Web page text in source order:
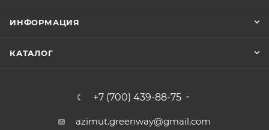
ИНФОРМАЦИЯ
КАТАЛОГ
+7 (700) 439-88-75
azimut.greenway@gmail.com